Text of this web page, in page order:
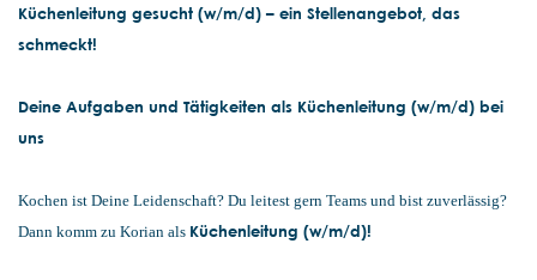
Küchenleitung gesucht (w/m/d) – ein Stellenangebot, das
schmeckt!
Deine Aufgaben und Tätigkeiten als Küchenleitung (w/m/d) bei
uns
Kochen ist Deine Leidenschaft? Du leitest gern Teams und bist zuverlässig?
Dann komm zu Korian als Küchenleitung (w/m/d)!